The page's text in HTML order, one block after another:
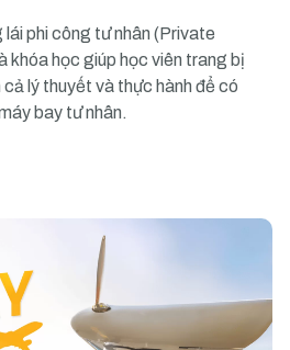
lái phi công tư nhân (Private
khóa học giúp học viên trang bị
lý thuyết và thực hành để có
bay tư nhân.